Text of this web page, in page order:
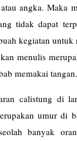
angka. Maka
tidak dapat
kegiatan untuk
menulis
memakai tangan.
calistung di
umur di
banyak